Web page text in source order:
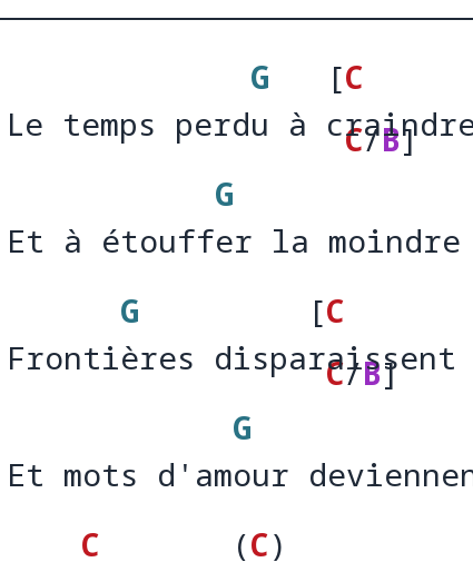
temps perd
G
u à
[C
rai
C/B]
temps perdu à
à étouff
G
er la moindre
à étouffer la moindre
G
ères dispa
[C
aissent
C/B]
disparaissent
mots d'am
G
our
mots d'amour
C
(C)